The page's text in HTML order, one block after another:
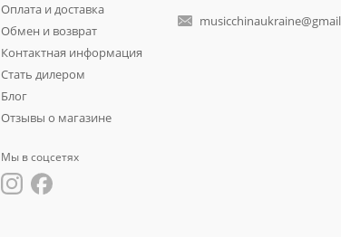
Оплата и доставка
Обмен и возврат
Контактная информация
Стать дилером
Блог
Отзывы о магазине
Мы в соцсетях